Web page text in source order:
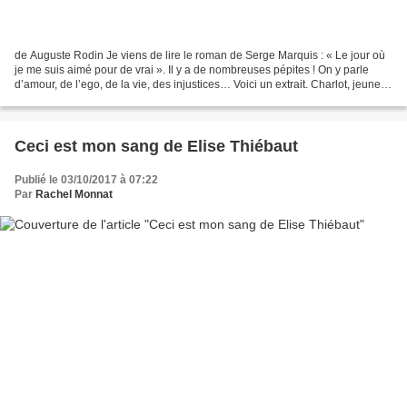
de Auguste Rodin Je viens de lire le roman de Serge Marquis : « Le jour où
je me suis aimé pour de vrai ». Il y a de nombreuses pépites ! On y parle
d’amour, de l’ego, de la vie, des injustices… Voici un extrait. Charlot, jeune
Ceci est mon sang de Elise Thiébaut
Publié le 03/10/2017 à 07:22
Par Rachel Monnat